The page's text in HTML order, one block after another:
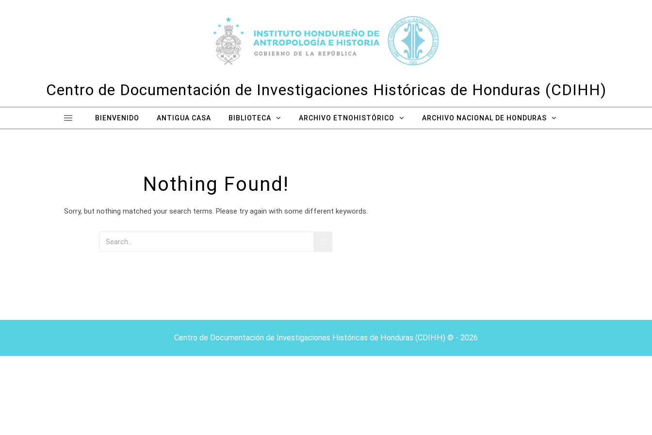
Centro de Documentación de Investigaciones Históricas de Honduras (CDIHH)
BIENVENIDO ANTIGUA CASA BIBLIOTECA ARCHIVO ETNOHISTÓRICO ARCHIVO NACIONAL DE HONDURAS
Nothing Found!
Sorry, but nothing matched your search terms. Please try again with some different keywords.
Centro de Documentación de Investigaciones Históricas de Honduras (CDIHH) © - 2026